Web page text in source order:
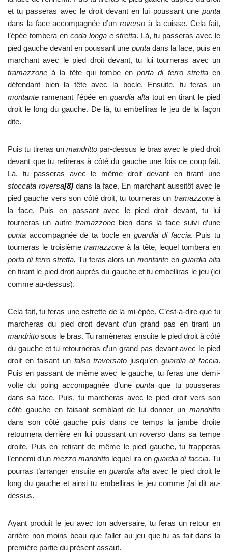
et tu passeras avec le droit devant en lui poussant une punta
dans la face accompagnée d’un roverso à la cuisse. Cela fait,
l’épée tombera en coda longa e stretta. Là, tu passeras avec le
pied gauche devant en poussant une puntadans la face, puis en
marchant avec le pied droit devant, tu lui tourneras avec un
tramazzone à la tête qui tombe enporta di ferro strettaen
défendant bien la tête avec la bocle. Ensuite, tu feras un
montante ramenant l’épée en guardia alta tout en tirant le pied
droit le long du gauche. De là, tu embelliras le jeu de la façon
dite.
Puis tu tireras unmandritto par-dessus le bras avec le pied droit
devant que tu retireras à côté du gauche une fois ce coup fait.
Là, tu passeras avec le même droit devant en tirant une
stoccata roversa[8]dans la face. En marchant aussitôt avec le
pied gauche vers son côté droit, tu tourneras un tramazzoneà
la face. Puis en passant avec le pied droit devant, tu lui
tourneras un autre tramazzone bien dans la face suivi d’une
punta accompagnée de ta bocle enguardia di faccia. Puis tu
tourneras le troisièmetramazzone à la tête, lequel tombera en
porta di ferro stretta. Tu feras alors unmontante enguardia alta
en tirant le pied droit auprès du gauche et tu embelliras le jeu (ici
comme au-dessus).
Cela fait, tu feras une estrette de la mi-épée. C’est-à-dire que tu
marcheras du pied droit devant d’un grand pas en tirant un
mandritto sous le bras. Tu ramèneras ensuite le pied droit à côté
du gauche et tu retourneras d’un grand pas devant avec le pied
droit en faisant un falso traversato jusqu’enguardia di faccia.
Puis en passant de même avec le gauche, tu feras une demi-
volte du poing accompagnée d’une puntaque tu pousseras
dans sa face. Puis, tu marcheras avec le pied droit vers son
côté gauche en faisant semblant de lui donner un mandritto
dans son côté gauche puis dans ce temps la jambe droite
retournera derrière en lui poussant unroverso dans sa tempe
droite. Puis en retirant de même le pied gauche, tu frapperas
l’ennemi d’un mezzo mandrittolequel ira enguardia di faccia. Tu
pourras t’arranger ensuite enguardia altaavec le pied droit le
long du gauche et ainsi tu embelliras le jeu comme j’ai dit au-
dessus.
Ayant produit le jeu avec ton adversaire, tu feras un retour en
arrière non moins beau que l’aller au jeu que tu as fait dans la
première partie du présent assaut.